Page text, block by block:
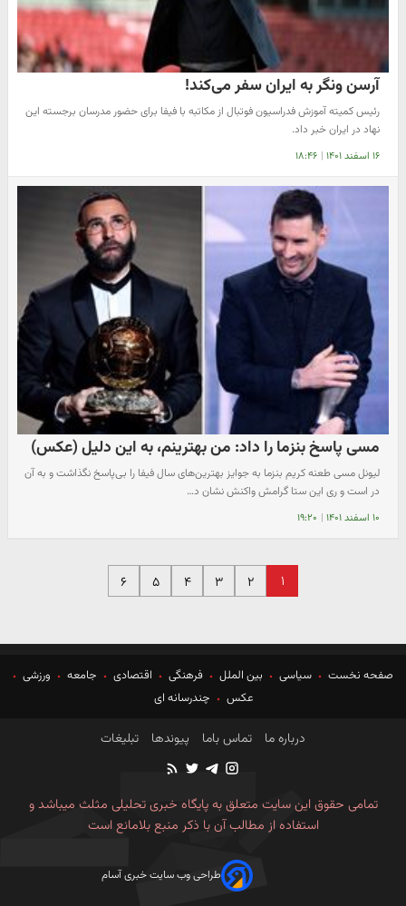
آرسن ونگر به ایران سفر می‌کند!
رئیس کمیته آموزش فدراسیون فوتبال از مکاتبه با فیفا برای حضور مدرسان برجسته این
نهاد در ایران خبر داد.
۱۶ اسفند ۱۴۰۱ | ۱۸:۴۶
مسی پاسخ بنزما را داد: من بهترینم، به این دلیل (عکس)
لیونل مسی طعنه کریم بنزما به جوایز بهترین‌های سال فیفا را بی‌پاسخ نگذاشت و به آن
در است و ری این ستا گرامش واکنش نشان د…
۱۰ اسفند ۱۴۰۱ | ۱۹:۲۰
۱ ۲ ۳ ۴ ۵ ۶
صفحه نخست سیاسی بین الملل فرهنگی اقتصادی جامعه
ورزشی
عکس
چندرسانه ای
درباره ما تماس باما پیوندها تبلیغات
تمامی حقوق این سایت متعلق به پایگاه خبری تحلیلی مثلث میباشد و
استفاده از مطالب آن با ذکر منبع بلامانع است
طراحی وب سایت خبری آسام